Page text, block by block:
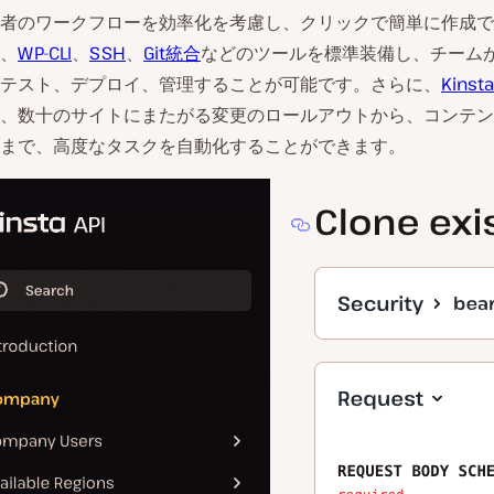
のワークフローを効率化を考慮し、クリックで簡単に作成
、 WP-CLI、 SSH、 Git統合などのツールを標準装備し、チーム
スト、デプロイ、管理することが可能です。さらに、
数十のサイトにまたがる変更のロールアウトから、コンテ
で、高度なタスクを自動化することができます。